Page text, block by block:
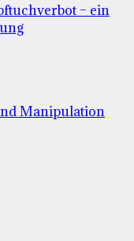
– ein
Manipulation